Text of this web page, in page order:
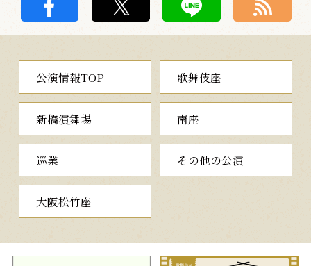
公演情報TOP 歌舞伎座
新橋演舞場 南座
巡業 その他の公演
大阪松竹座